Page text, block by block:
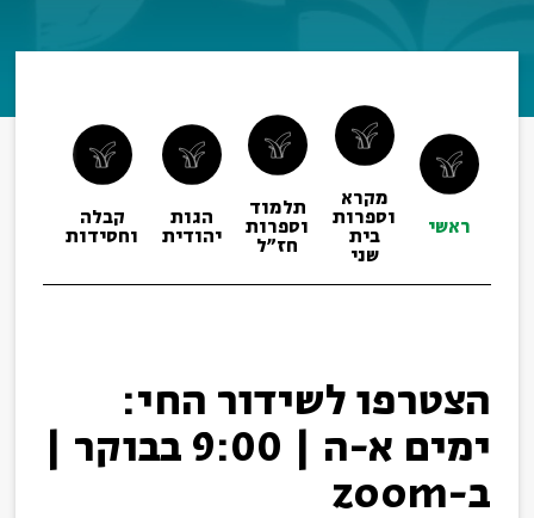
ראשי
מקרא
וספרות
בית
שני
תלמוד
וספרות
חז"ל
הגות
יהודית
קבלה
וחסידות
הצטרפו לשידור החי:
ימים א-ה | 9:00 בבוקר |
ב-zoom
הרשמה